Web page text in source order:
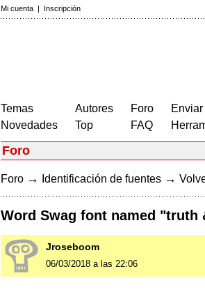
Mi cuenta | Inscripción
Temas
Novedades
Autores
Top
Foro
FAQ
Foro
Foro → Identificación de fuentes →
Word Swag font named "truth
Jroseboom
06/03/2018 a las 22:06